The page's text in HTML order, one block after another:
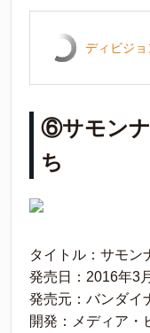
ディビジ
⑥サモンナ
ち
タイトル：サモン
発売日：2016年3
発売元：バンダイ
開発：メディア・